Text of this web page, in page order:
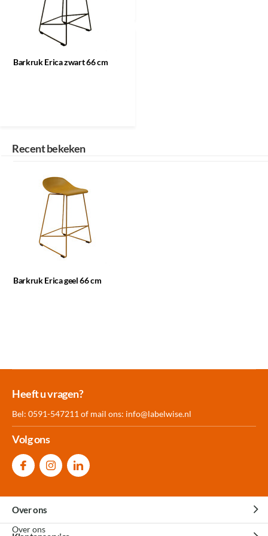
Barkruk Erica zwart 66 cm
Recent bekeken
Barkruk Erica geel 66 cm
Meer dan 30.000
Heeft u vragen?
Bel: 0591-547211 of mail ons: info@labelwise.nl
Volg ons
Over ons
Over ons